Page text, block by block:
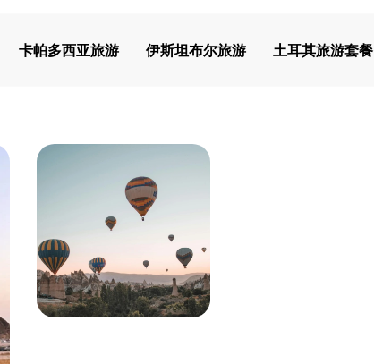
卡帕多西亚旅游 伊斯坦布尔旅游 土耳其旅游套餐